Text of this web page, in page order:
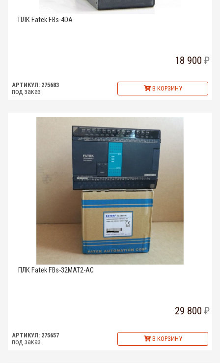
ПЛК Fatek FBs-4DA
18 900
АРТИКУЛ: 275683
под заказ В КОРЗИНУ
ПЛК Fatek FBs-32MAT2-AC
29 800
АРТИКУЛ: 275657
под заказ В КОРЗИНУ